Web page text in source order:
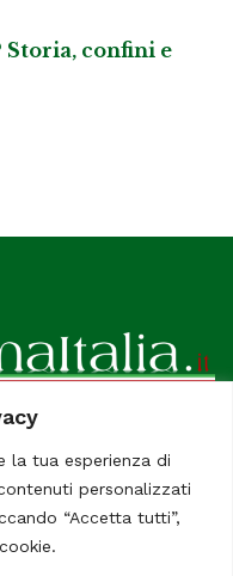
la tua esperienza di
personalizzati
“Accetta tutti”,
Storia, confini e
online preferito.
residenti all'estero.
online indipendente